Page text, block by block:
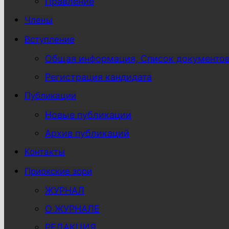
Члены
Вступление
Общая информация, Список
Регистрация кандидата
Публикации
Новые публикации
Архив публикаций
Контакты
Приокские зори
ЖУРНАЛ
О ЖУРНАЛЕ